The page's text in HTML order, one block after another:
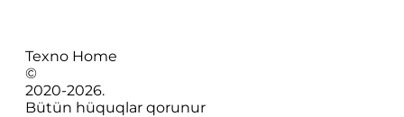
Texno Home
©
2020-2026.
Bütün hüquqlar qorunur